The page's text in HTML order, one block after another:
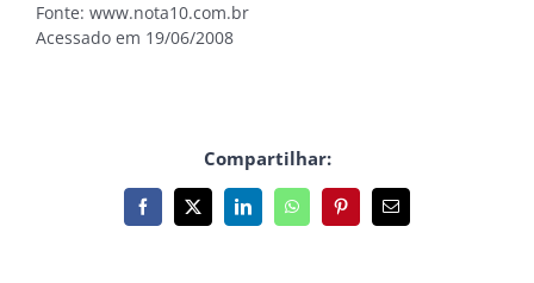
Fonte: www.nota10.com.br
Acessado em 19/06/2008
Compartilhar:
Facebook
X LinkedInWhatsAppPinterest
E-
mail